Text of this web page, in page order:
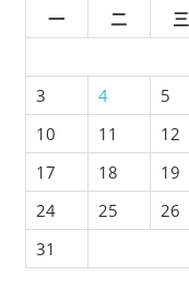
一
二 三
3
4 5
10
11 12
17
18 19
24
25 26
31